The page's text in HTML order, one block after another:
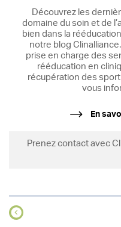
Découvrez les
domaine du soin et de
bien dans la
notre blog
prise en charge des
rééducation en
récupération des
vous
En
Prenez contact avec